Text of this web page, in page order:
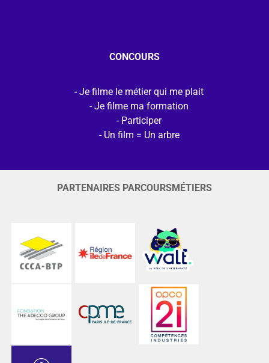
CONCOURS
Je filme le métier qui me plait
Je filme ma formation
Participer
Un film = Un arbre
PARTENAIRES PARCOURSMÉTIERS